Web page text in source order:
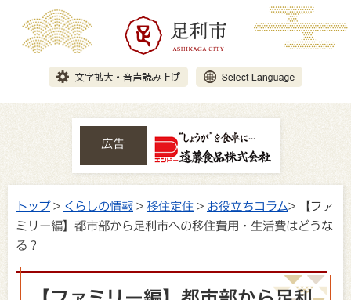
広告
トップ> くらしの情報 > 移住定住 > お役立ちコラム> 【ファ
ミリー編】都市部から足利市への移住費用・生活費はどうな
る？